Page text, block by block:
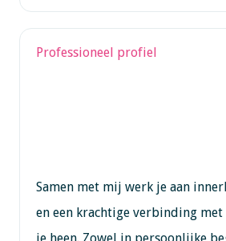
Professioneel profiel
Samen met mij werk je aan
en een krachtige verbinding met